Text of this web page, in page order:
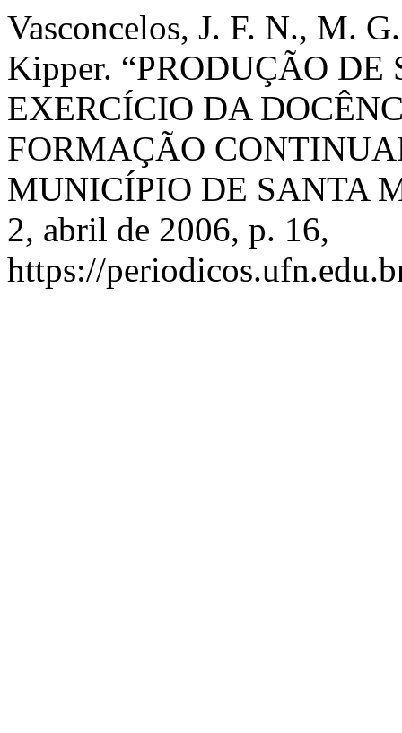
Vasconcelos, J. F. N., M.
Kipper. “PRODUÇÃO DE
EXERCÍCIO DA
FORMAÇÃO
MUNICÍPIO DE SANTA
2, abril de 2006, p. 16,
https://